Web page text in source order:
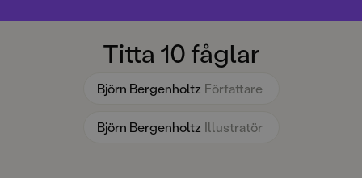
Titta 10 fåglar
Björn Bergenholtz Författare
Björn Bergenholtz Illustratör